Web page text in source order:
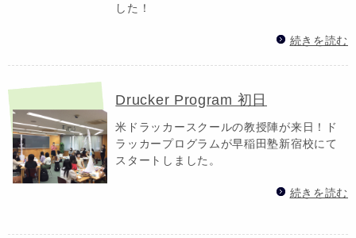
した！
続きを読む
Drucker Program 初日
米ドラッカースクールの教授陣が来日！ド
ラッカープログラムが早稲田塾新宿校にて
スタートしました。
続きを読む